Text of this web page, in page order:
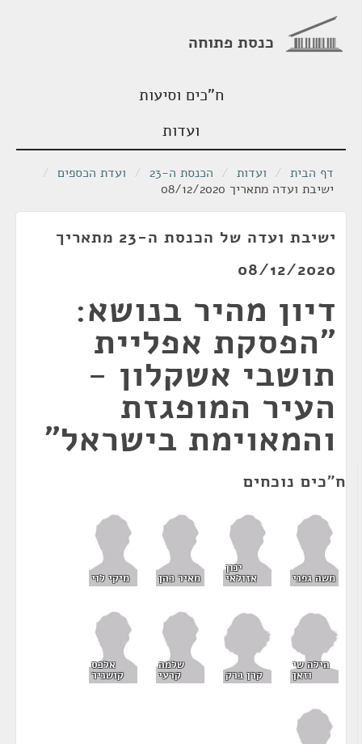
כנסת פתוחה
ח"כים וסיעות
ועדות
דף הבית / ועדות / הכנסת ה-23 / ועדת הכספים /
ישיבת ועדה מתאריך 08/12/2020
ישיבת ועדה של הכנסת ה-23 מתאריך
08/12/2020
דיון מהיר בנושא:
"הפסקת אפליית
תושבי אשקלון -
העיר המופגזת
והמאוימת בישראל"
ח"כים נוכחים
משה גפני
ינון
אזולאי מאיר כהן מיקי לוי
הילה שי
וזאן קרן ברק
שלמה
קרעי
אלכס
קושניר